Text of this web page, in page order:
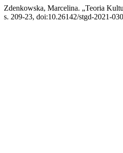
Zdenkowska, Marcelina. „Teoria
s. 209-23, doi:10.26142/stgd-2021-